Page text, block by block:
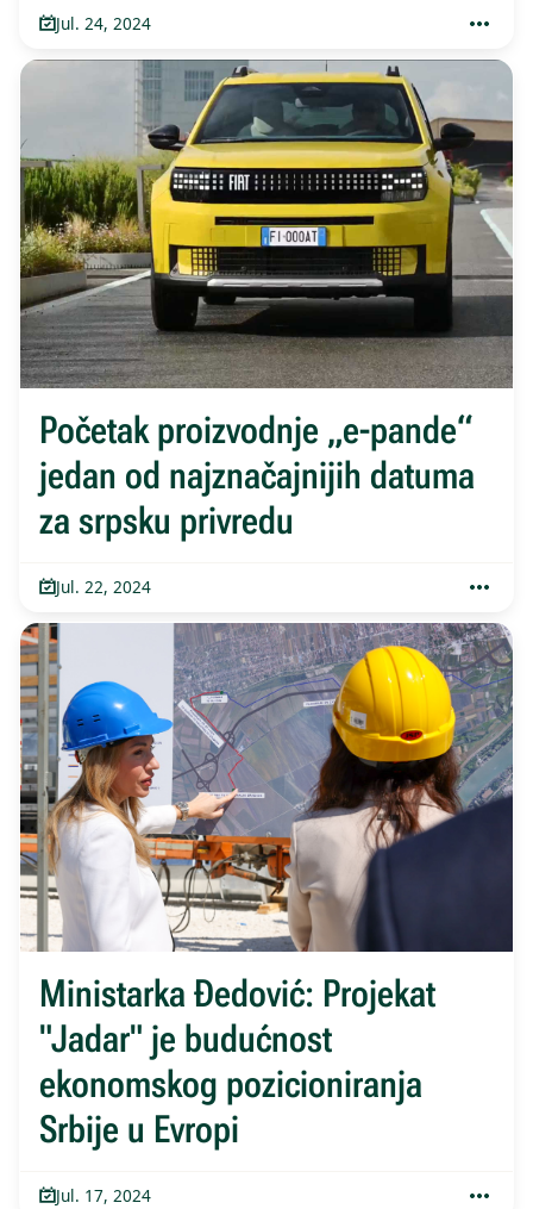
Jul. 24, 2024
Početak proizvodnje „e-pande“
jedan od najznačajnijih datuma
za srpsku privredu
Jul. 22, 2024
Ministarka Đedović: Projekat
"Jadar" je budućnost
ekonomskog pozicioniranja
Srbije u Evropi
Jul. 17, 2024